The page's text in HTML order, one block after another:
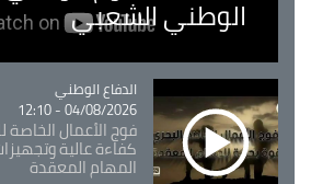
الوطني الشعبي
Catégorie
الدفاع الوطني
04/08/2026 - 12:10
فوج الأعمال الخاصة
كفاءة عالية
المهام المعقدة